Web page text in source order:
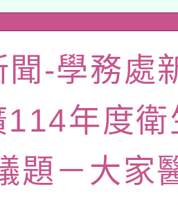
養講師名單
容與教學軟
委員會函釋公
陸應申請許可
部水利署委託
究院辦理「
月22日(星期六
廟祈福系列
園地景藝術
聞-學務處
114年度衛
題－大家